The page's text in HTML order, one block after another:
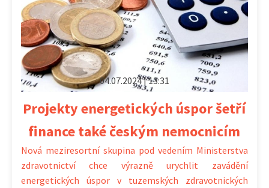
04.07.2024 | 13:31
Projekty energetických úspor šetří
finance také českým nemocnicím
Nová meziresortní skupina pod vedením Ministerstva
zdravotnictví chce výrazně urychlit zavádění
energetických úspor v tuzemských zdravotnických